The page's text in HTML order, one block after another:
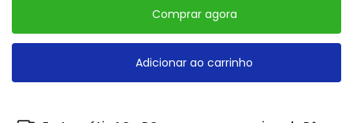
Comprar agora
Adicionar ao carrinho